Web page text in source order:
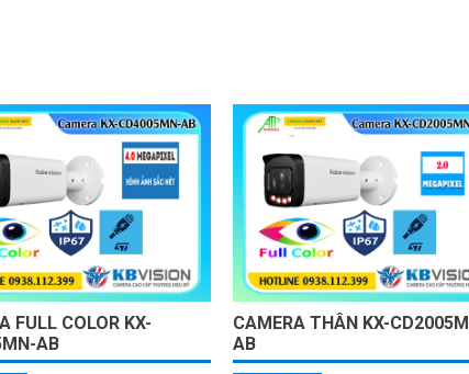
FULL COLOR KX-
AB
CAMERA THÂN KX-
AB